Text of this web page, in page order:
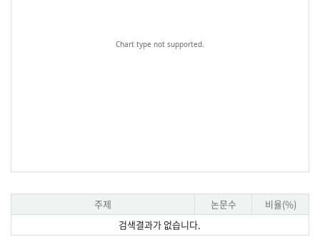
Chart type not supported.
주제 논문수
비율(%)
검색결과가 없습니다.